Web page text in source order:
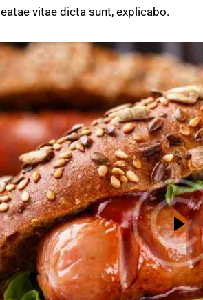
vitae dicta sunt, explicabo.